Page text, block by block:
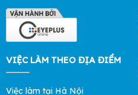
VIỆC LÀM THEO ĐỊA ĐIỂM
Việc làm tại Hà Nội